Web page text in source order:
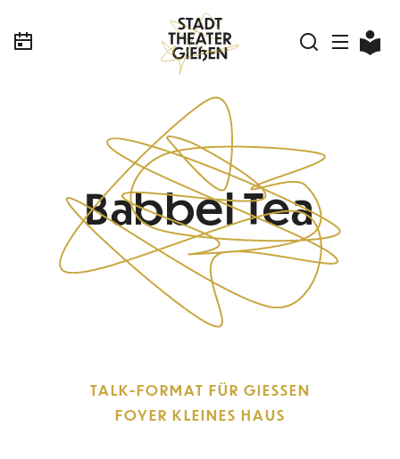
Babbel Tea
TALK-FORMAT FÜR GIESSEN
FOYER KLEINES HAUS